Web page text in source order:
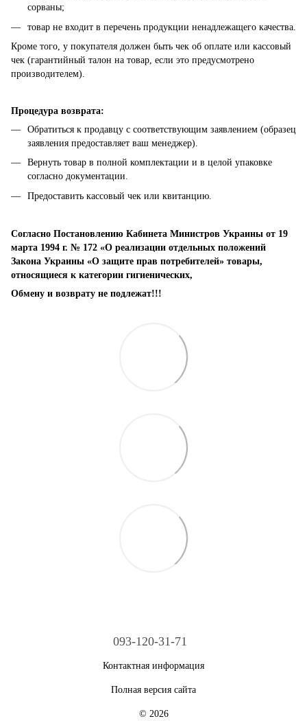
сорваны;
товар не входит в перечень продукции ненадлежащего качества.
Кроме того, у покупателя должен быть чек об оплате или кассовый
чек (гарантийный талон на товар, если это предусмотрено
производителем).
Процедура возврата:
Обратиться к продавцу с соответствующим заявлением (образец
заявления предоставляет ваш менеджер).
Вернуть товар в полной комплектации и в целой упаковке
согласно документации.
Предоставить кассовый чек или квитанцию.
Согласно Постановлению Кабинета Министров Украины от 19
марта 1994 г. № 172 «О реализации отдельных положений
Закона Украины «О защите прав потребителей» товары,
относящиеся к категории гигиенических,
Обмену и возврату не подлежат!!!
093-120-31-71
Контактная информация
Полная версия сайта
© 2026